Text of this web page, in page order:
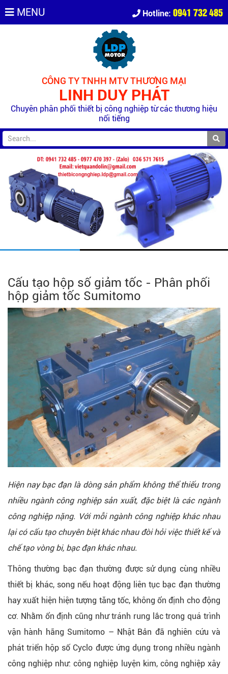
MENU Hotline: 0941 732 485
CÔNG TY TNHH MTV THƯƠNG MẠI
LINH DUY PHÁT
Chuyên phân phối thiết bị công nghiệp từ các thương hiệu
nổi tiếng
Cấu tạo hộp số giảm tốc - Phân phối
hộp giảm tốc Sumitomo
Hiện nay bạc đạn là dòng sản phẩm không thể thiếu trong
nhiều ngành công nghiệp sản xuất, đặc biệt là các ngành
công nghiệp nặng. Với mỗi ngành công nghiệp khác nhau
lại có cấu tạo chuyên biệt khác nhau đòi hỏi việc thiết kế và
chế tạo vòng bi, bạc đạn khác nhau.
Thông thường bạc đạn thường được sử dụng cùng nhiều
thiết bị khác, song nếu hoạt động liên tục bạc đạn thường
hay xuất hiện hiện tượng tăng tốc, không ổn định cho động
cơ. Nhằm ổn định cũng như tránh rung lắc trong quá trình
vận hành hãng Sumitomo – Nhật Bản đã nghiên cứu và
phát triển hộp số Cyclo được ứng dụng trong nhiều ngành
công nghiệp như: công nghiệp luyện kim, công nghiệp xây